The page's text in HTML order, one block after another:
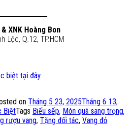
XNK Hoàng Bon
Lộc, Q.12, TP.HCM
biệt tại đây
on Tháng 5 23, 2025Tháng 6 13,
BiệtTags Biếu sếp, Món quà sang trọng,
rượu vang, Tặng đối tác, Vang đỏ